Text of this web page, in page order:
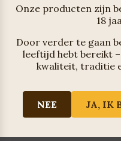
Onze producten zijn
18
Door verder te gaan
leeftijd hebt bereikt
kwaliteit, traditie
NEE JA, IK
Gebruikersnaam of
Vereist
Reset wachtwoord